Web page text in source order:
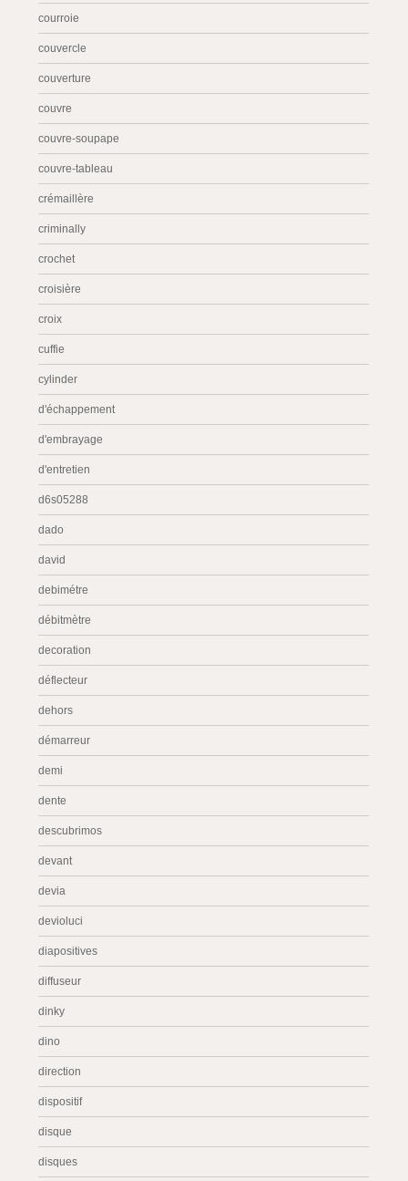
courroie
couvercle
couverture
couvre
couvre-soupape
couvre-tableau
crémaillère
criminally
crochet
croisière
croix
cuffie
cylinder
d'échappement
d'embrayage
d'entretien
d6s05288
dado
david
debimétre
débitmètre
decoration
déflecteur
dehors
démarreur
demi
dente
descubrimos
devant
devia
devioluci
diapositives
diffuseur
dinky
dino
direction
dispositif
disque
disques